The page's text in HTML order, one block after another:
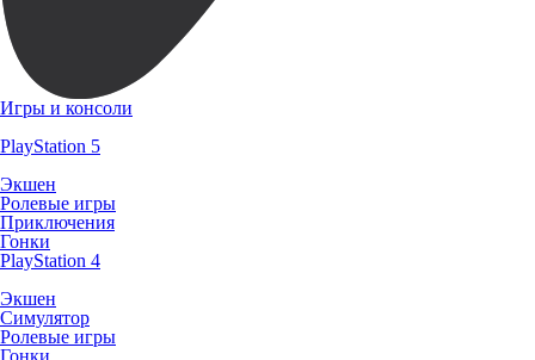
Игры и консоли
PlayStation 5
Экшен
Ролевые игры
Приключения
Гонки
PlayStation 4
Экшен
Симулятор
Ролевые игры
Гонки